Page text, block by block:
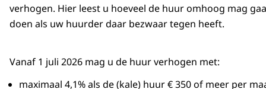
verhogen. Hier leest u hoeveel de huur omhoog mag
doen als uw huurder daar bezwaar tegen heeft.
Vanaf 1 juli 2026 mag u de huur verhogen met:
maximaal 4,1% als de (kale) huur € 350 of meer per